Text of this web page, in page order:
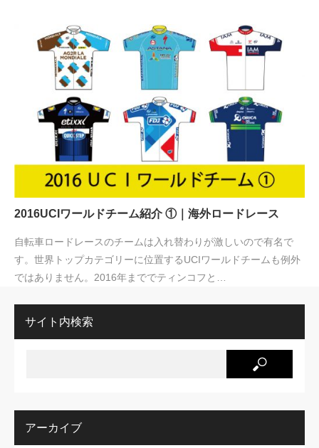
2016UCIワールドチーム紹介 ①｜海外ロードレース
自転車ロードレースのチームは入れ替わりが激しいので有名で
す。世界トップカテゴリーに位置するUCIワールドチームも例外
ではありません。2016年まででティンコフと…
サイト内検索
アーカイブ